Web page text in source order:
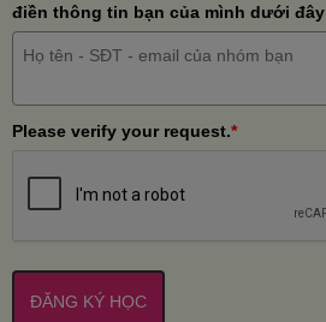
điền thông tin bạn của mình dưới đây
Please verify your request.*
ĐĂNG KÝ HỌC